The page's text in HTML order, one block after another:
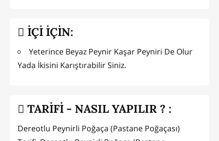
İÇİ İÇİN:
Yeterince Beyaz Peynir Kaşar Peyniri De Olur
Yada İkisini Karıştırabilir Siniz.
TARİFİ - NASIL YAPILIR ? :
Dereotlu Peynirli Poğaça (Pastane Poğaçası)